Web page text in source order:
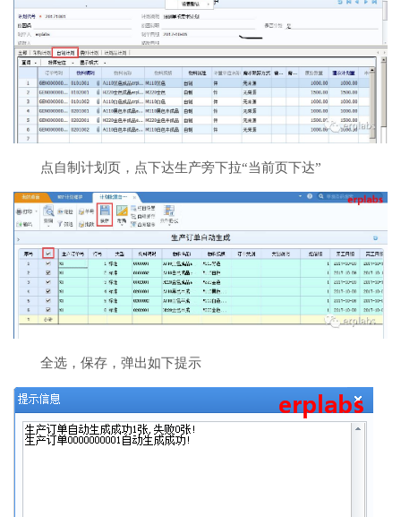
点自制计划页，点下达生产旁下拉“当前页下达”
全选，保存，弹出如下提示